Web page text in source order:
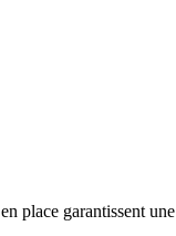
place garantissent une